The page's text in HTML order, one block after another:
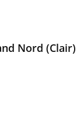
Nord (Clair)